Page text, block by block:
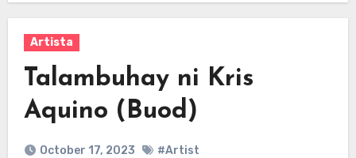
Artista
Talambuhay ni Kris
Aquino (Buod)
October 17, 2023 #Artist